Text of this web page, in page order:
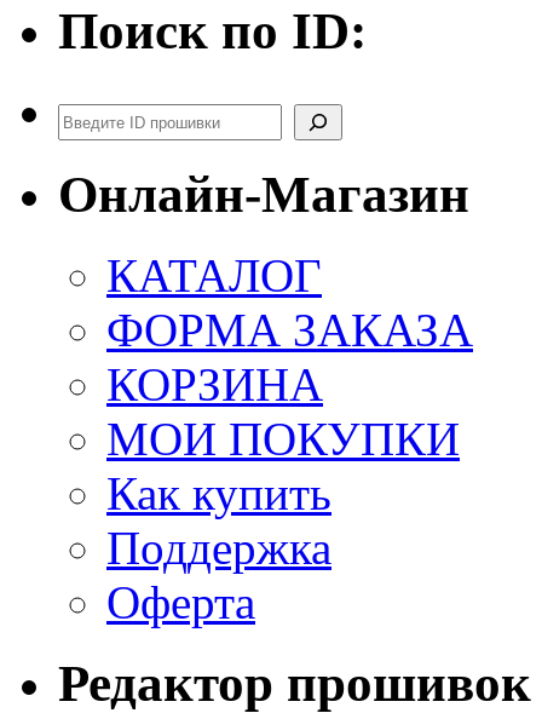
Поиск по ID:
Поиск
Онлайн-Магазин
КАТАЛОГ
ФОРМА ЗАКАЗА
КОРЗИНА
МОИ ПОКУПКИ
Как купить
Поддержка
Оферта
Редактор прошивок